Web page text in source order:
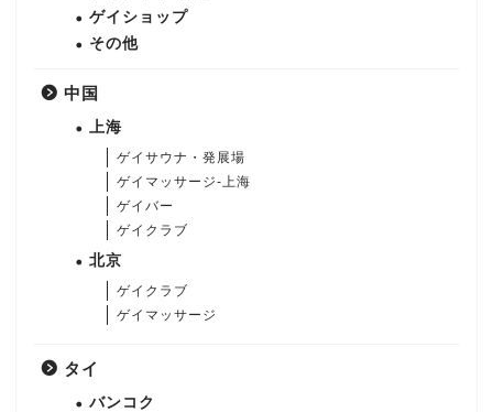
ゲイショップ
その他
中国
上海
ゲイサウナ・発展場
ゲイマッサージ-上海
ゲイバー
ゲイクラブ
北京
ゲイクラブ
ゲイマッサージ
タイ
バンコク